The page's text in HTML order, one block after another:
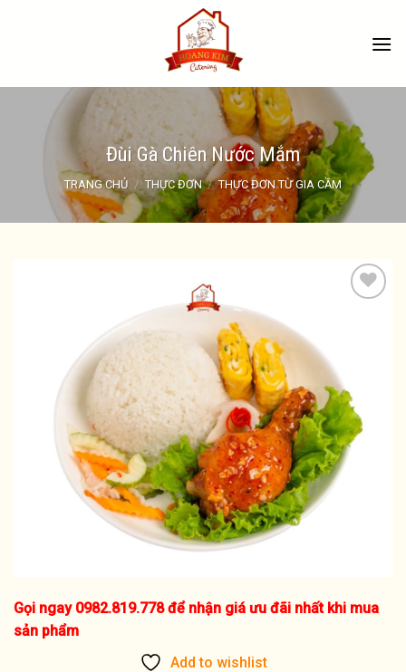
Đùi Gà Chiên Nước Mắm
TRANG CHỦ / THỰC ĐƠN / THỰC ĐƠN TỪ GIA CẦM
Gọi ngay 0982.819.778 để nhận giá ưu đãi nhất khi mua
sản phẩm
Add to wishlist